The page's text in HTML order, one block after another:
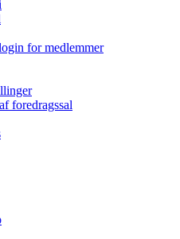
for medlemmer
foredragssal